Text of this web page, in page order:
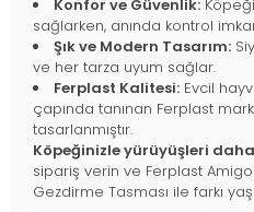
Konfor ve Güvenlik:
sağlarken, anında kontrol
Şık ve Modern Tasarım:
ve her tarza uyum sağlar.
Ferplast Kalitesi: Evcil
çapında tanınan Ferplast
tasarlanmıştır.
Köpeğinizle yürüyüşleri
sipariş verin ve Ferplast
Gezdirme Tasması ile farkı